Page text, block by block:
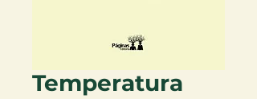
Temperatura